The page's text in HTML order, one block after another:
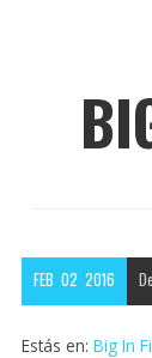
FEB 02 2016
Estás en: Big In